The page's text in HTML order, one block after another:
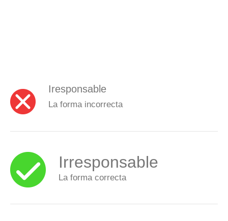
Iresponsable
La forma incorrecta
Irresponsable
La forma correcta